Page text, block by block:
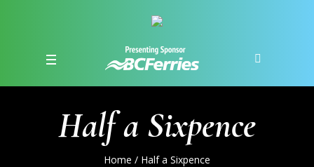
Half a Sixpence
Home / Half a Sixpence